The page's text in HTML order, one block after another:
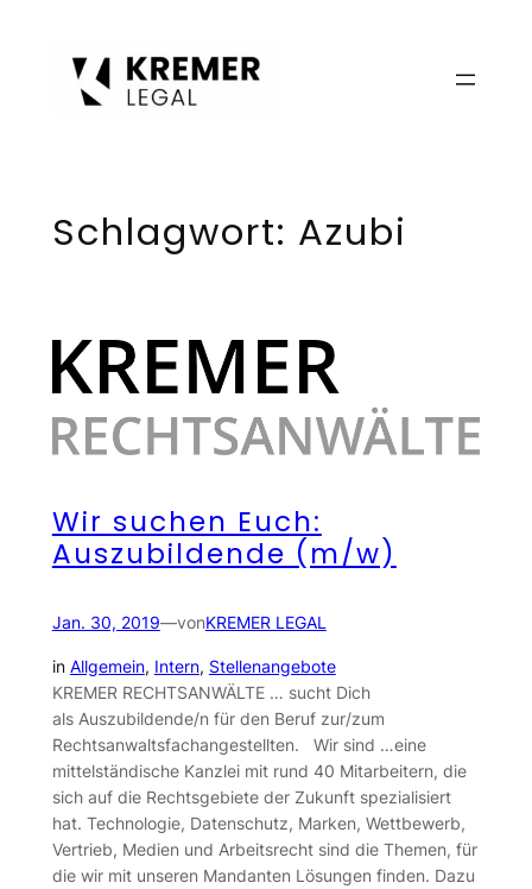
Schlagwort: Azubi
Wir suchen Euch:
Auszubildende (m/w)
Jan. 30, 2019—vonKREMER LEGAL
in Allgemein, Intern, Stellenangebote
KREMER RECHTSANWÄLTE … sucht Dich
als Auszubildende/n für den Beruf zur/zum
Rechtsanwaltsfachangestellten. Wir sind …eine
mittelständische Kanzlei mit rund 40 Mitarbeitern, die
sich auf die Rechtsgebiete der Zukunft spezialisiert
hat. Technologie, Datenschutz, Marken, Wettbewerb,
Vertrieb, Medien und Arbeitsrecht sind die Themen, für
die wir mit unseren Mandanten Lösungen finden. Dazu